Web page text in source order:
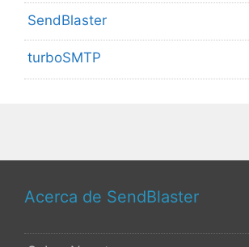
SendBlaster
turboSMTP
Acerca de SendBlaster